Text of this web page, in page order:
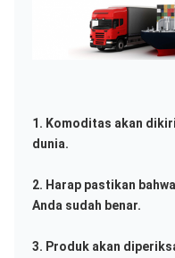
1. Komoditas akan
dunia.
2. Harap pastikan
Anda sudah benar.
3. Produk akan